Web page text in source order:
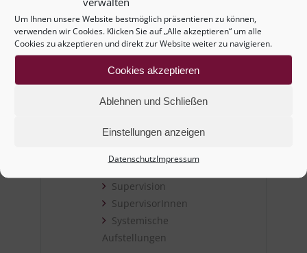
Um Ihnen unsere Website bestmöglich präsentieren zu können,
verwenden wir Cookies. Klicken Sie auf „Alle akzeptieren“ um alle
Cookies zu akzeptieren und direkt zur Website weiter zu navigieren.
Cookies akzeptieren
Ablehnen und Schließen
Einstellungen anzeigen
DatenschutzImpressum
Familienaufstellung
Fortbildung
Für Privatpersonen
Für Unternehmen
LebensberaterInnen
LebensberaterInnen
MediatorInnen
Supervision
SupervisorInnen
Systemische
Aufstellungen